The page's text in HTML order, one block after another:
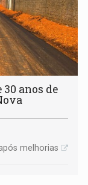
30 anos de
melhorias